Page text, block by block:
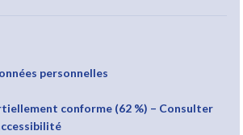
personnelles
conforme (62 %) – Consulter